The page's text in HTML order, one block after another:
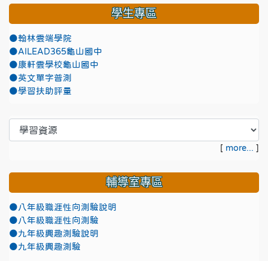
學生專區
●翰林雲端學院
●AILEAD365龜山國中
●康軒雲學校龜山國中
●英文單字普測
●學習扶助評量
[ more... ]
輔導室專區
●八年級職涯性向測驗說明
●八年級職涯性向測驗
●九年級興趣測驗說明
●九年級興趣測驗